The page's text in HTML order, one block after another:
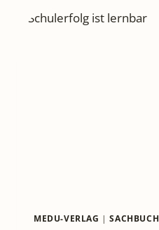
LERNBAR“
–
MEDU-VERLAG |SACHBUCH